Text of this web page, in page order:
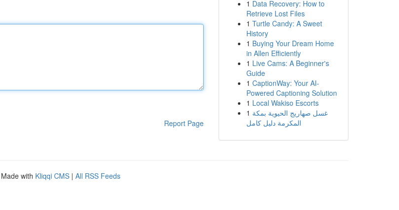
Report Page
1 Data Recovery: How to
Retrieve Lost Files
1 Turtle Candy: A Sweet
History
1 Buying Your Dream Home
in Allen Efficiently
1 Live Cams: A Beginner's
Guide
1 CaptionWay: Your AI-
Powered Captioning Solution
1 Local Wakiso Escorts
1 غسل صهاريج الحيوية بمكة
المكرمة دليل كامل
with Kliqqi CMS | All RSS Feeds